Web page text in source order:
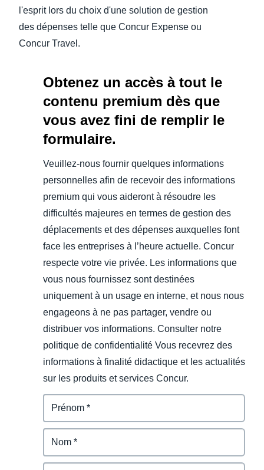
l'esprit lors du choix d'une solution de gestion
des dépenses telle que Concur Expense ou
Concur Travel.
Obtenez un accès à tout le
contenu premium dès que
vous avez fini de remplir le
formulaire.
Veuillez-nous fournir quelques informations
personnelles afin de recevoir des informations
premium qui vous aideront à résoudre les
difficultés majeures en termes de gestion des
déplacements et des dépenses auxquelles font
face les entreprises à l’heure actuelle. Concur
respecte votre vie privée. Les informations que
vous nous fournissez sont destinées
uniquement à un usage en interne, et nous nous
engageons à ne pas partager, vendre ou
distribuer vos informations. Consulter notre
politique de confidentialité Vous recevrez des
informations à finalité didactique et les actualités
sur les produits et services Concur.